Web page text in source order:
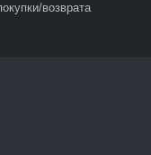
возврата